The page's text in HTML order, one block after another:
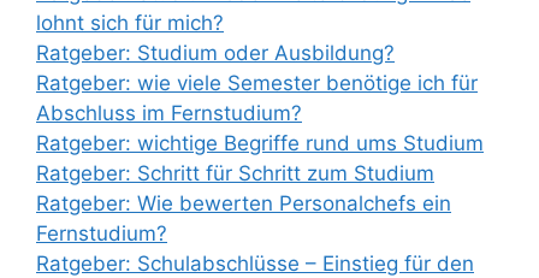
lohnt sich für mich?
Ratgeber: Studium oder Ausbildung?
Ratgeber: wie viele Semester benötige ich für
Abschluss im Fernstudium?
Ratgeber: wichtige Begriffe rund ums Studium
Ratgeber: Schritt für Schritt zum Studium
Ratgeber: Wie bewerten Personalchefs ein
Fernstudium?
Ratgeber: Schulabschlüsse – Einstieg für den